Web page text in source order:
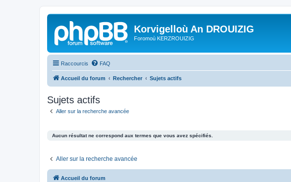
Korvigelloù An DROUIZIG
Foromoù KERZROUIZIG
Raccourcis FAQ
Accueil du forum Rechercher Sujets actifs
Sujets actifs
Aller sur la recherche avancée
Aucun résultat ne correspond aux termes que vous avez spécifiés.
Aller sur la recherche avancée
Accueil du forum